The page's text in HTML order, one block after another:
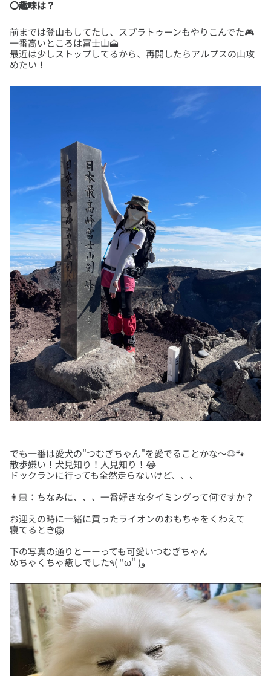
〇趣味は？
前までは登山もしてたし、スプラトゥーンもやりこんでた🎮
一番高いところは富士山🗻
最近は少しストップしてるから、再開したらアルプスの山攻
でも一番は愛犬の"つむぎちゃん"を愛でることかな～🐶🐾
散歩嫌い！犬見知り！人見知り！😂
お迎えの時に一緒に買ったライオンのおもちゃをくわえて
下の写真の通りとーーっても可愛いつむぎちゃん